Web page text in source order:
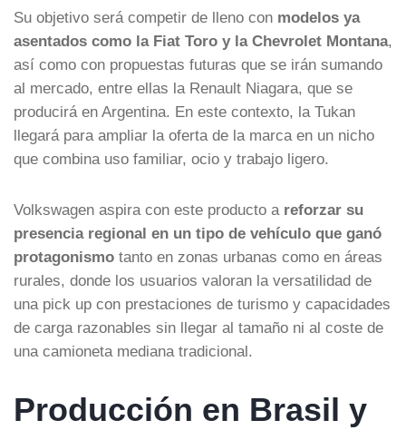
Su objetivo será competir de lleno con modelos ya
asentados como la Fiat Toro y la Chevrolet Montana,
así como con propuestas futuras que se irán sumando
al mercado, entre ellas la Renault Niagara, que se
producirá en Argentina. En este contexto, la Tukan
llegará para ampliar la oferta de la marca en un nicho
que combina uso familiar, ocio y trabajo ligero.
Volkswagen aspira con este producto a reforzar su
presencia regional en un tipo de vehículo que ganó
protagonismo tanto en zonas urbanas como en áreas
rurales, donde los usuarios valoran la versatilidad de
una pick up con prestaciones de turismo y capacidades
de carga razonables sin llegar al tamaño ni al coste de
una camioneta mediana tradicional.
Producción en Brasil y